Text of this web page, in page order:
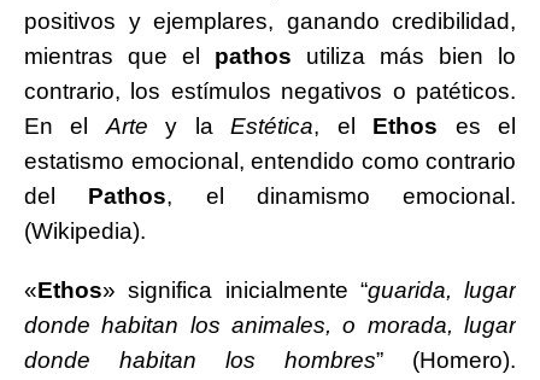
positivos y ejemplares, ganando credibilidad,
mientras que el pathos utiliza más bien lo
contrario, los estímulos negativos o patéticos.
En el Arte y laEstética, el Ethos es el
estatismo emocional, entendido como contrario
del Pathos, el dinamismo emocional.
(Wikipedia).
«Ethos» significa inicialmente “guarida, lugar
donde habitan los animales, o morada, lugar
donde habitan los hombres” (Homero).